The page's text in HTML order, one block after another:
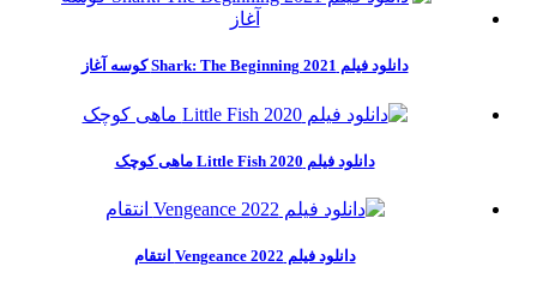
دانلود فیلم Shark: The Beginning 2021 کوسه آغاز
دانلود فیلم Little Fish 2020 ماهی کوچک
دانلود فیلم Vengeance 2022 انتقام